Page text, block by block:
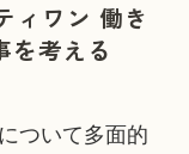
ィワン 働き
を考える
ついて多面的